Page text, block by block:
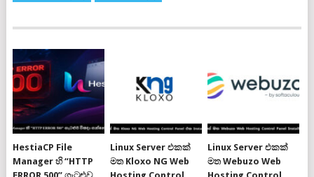
HestiaCP File
Manager හි “HTTP
Linux Server එකක්
මත Kloxo NG Web
Linux Server එකක්
මත Webuzo Web